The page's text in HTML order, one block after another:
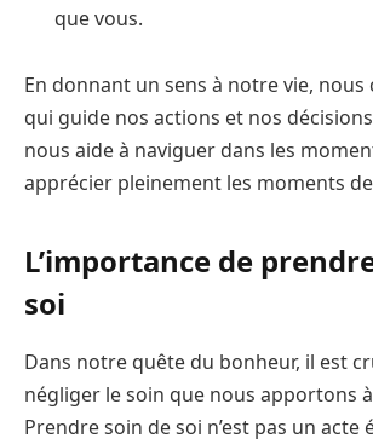
que vous.
En donnant un sens à notre vie,
qui guide nos actions et nos
nous aide à naviguer dans les
apprécier pleinement les moments
L’importance de
soi
Dans notre quête du bonheur, il est
négliger le soin que nous apportons
Prendre soin de soi n’est pas un acte